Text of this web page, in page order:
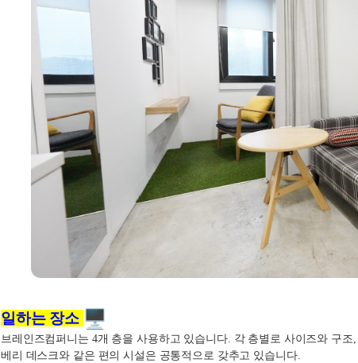
일하는 장소
브레인즈컴퍼니는 4개 층을 사용하고 있습니다. 각 층별로 사이즈와 구조
베리 데스크와 같은 편의 시설은 공통적으로 갖추고 있습니다.